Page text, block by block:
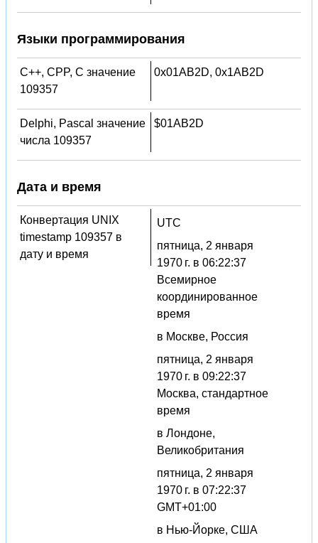
Языки программирования
C++, CPP, C значение
109357
0x01AB2D, 0x1AB2D
Delphi, Pascal значение
числа 109357
$01AB2D
Дата и время
Конвертация UNIX
timestamp 109357 в
дату и время
UTC
пятница, 2 января
1970 г. в 06:22:37
Всемирное
координированное
время
в Москве, Россия
пятница, 2 января
1970 г. в 09:22:37
Москва, стандартное
время
в Лондоне,
Великобритания
пятница, 2 января
1970 г. в 07:22:37
GMT+01:00
в Нью-Йорке, США